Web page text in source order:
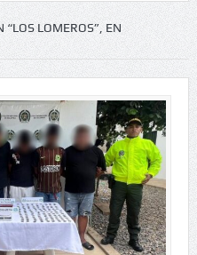
“LOS LOMEROS”, EN